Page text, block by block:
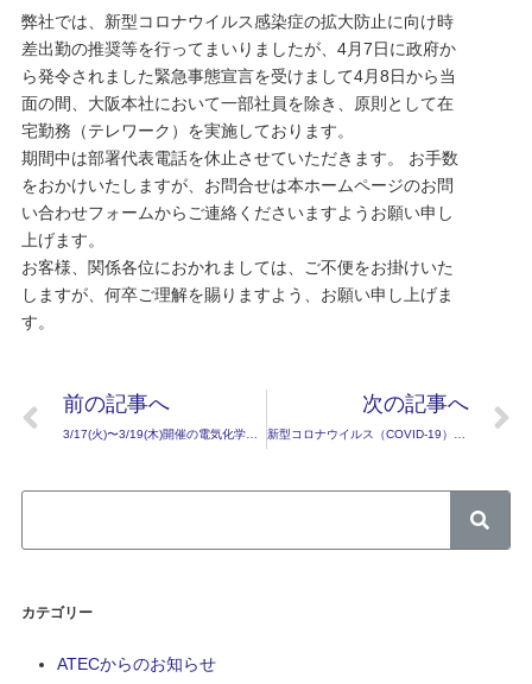
弊社では、新型コロナウイルス感染症の拡大防止に向け時
差出勤の推奨等を行ってまいりましたが、4月7日に政府か
ら発令されました緊急事態宣言を受けまして4月8日から当
面の間、大阪本社において一部社員を除き、原則として在
宅勤務（テレワーク）を実施しております。
期間中は部署代表電話を休止させていただきます。 お手数
をおかけいたしますが、お問合せは本ホームページのお問
い合わせフォームからご連絡くださいますようお願い申し
上げます。
お客様、関係各位におかれましては、ご不便をお掛けいた
しますが、何卒ご理解を賜りますよう、お願い申し上げま
す。
前の記事へ
3/17(火)〜3/19(木)開催の電気化学会大会に出展いたします
次の記事へ
新型コロナウイルス（COVID-19）感染拡大予防措置 のためのテレワークを終了しました。
カテゴリー
ATECからのお知らせ